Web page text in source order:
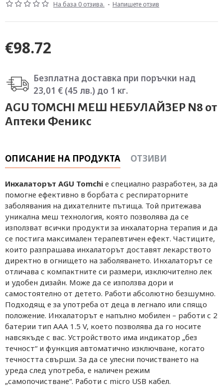
На база 0 отзива. - Напишете отзив
€98.72
Безплатна доставка при поръчки над
23,01 € (45 лв.) до 1 кг.
AGU TOMCHI МЕШ НЕБУЛАЙЗЕР N8 от
Аптеки Феникс
ОПИСАНИЕ НА ПРОДУКТА ОТЗИВИ
Инхалаторът AGU Tomchi е специално разработен, за да
помогне ефективно в борбата с респираторните
заболявания на дихателните пътища. Той притежава
уникална меш технология, която позволява да се
използват всички продукти за инхалаторна терапия и да
се постига максимален терапевтичен ефект. Частиците,
които разпрашава инхалаторът доставят лекарството
директно в огнището на заболяването. Инхалаторът се
отличава с компактните си размери, изключително лек
и удобен дизайн. Може да се използва дори и
самостоятелно от детето. Работи абсолютно безшумно.
Подходящ е за употреба от деца в легнало или спящо
положение. Инхалаторът е напълно мобилен – работи с 2
батерии тип ААА 1.5 V, което позволява да го носите
навсякъде с вас. Устройството има индикатор „без
течност“ и функция автоматично изключване, когато
течността свърши. За да се улесни почистването на
уреда след употреба, е наличен режим
„самопочистване“. Работи с micro USB кабел.